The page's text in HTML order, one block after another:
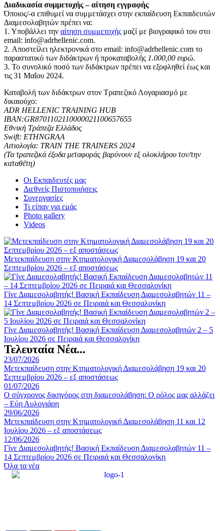
Διαδικασία συμμετοχής – αίτηση εγγραφής
Όποιος/-α επιθυμεί να συμμετάσχει στην εκπαίδευση Εκπαιδευτών
Διαμεσολαβητών πρέπει να:
1. Υποβάλλει την αίτηση συμμετοχής μαζί με βιογραφικό του στο
email: info@adrhellenic.com.
2. Αποστείλει ηλεκτρονικά στο email: info@adrhellenic.com το
παραστατικό των διδάκτρων ή προκαταβολής 1.000,00 ευρώ.
3. Το συνολικό ποσό των διδάκτρων πρέπει να εξοφληθεί έως και
τις 31 Μαΐου 2024.
Καταβολή των διδάκτρων στον Τραπεζικό Λογαριασμό με
δικαιούχο:
ADR HELLENIC TRAINING HUB
ΙΒΑΝ:GR8701102110000021100657655
Εθνική Τράπεζα Ελλάδος
Swift: ETHNGRAA
Αιτιολογία: TRAIN THE TRAINERS 2024
(Τα τραπεζικά έξοδα μεταφοράς βαρύνουν εξ ολοκλήρου τον/την
καταθέτη)
Οι Εκπαιδευτές μας
Διεθνείς Πιστοποιήσεις
Συνεργασίες
Τι είπαν για εμάς
Photo gallery
Videos
Μετεκπαίδευση στην Κτηματολογική Διαμεσολάβηση 19 και 20
Σεπτεμβρίου 2026 – εξ αποστάσεως
Γίνε Διαμεσολαβητής! Βασική Εκπαίδευση Διαμεσολαβητών 11 –
14 Σεπτεμβρίου 2026 σε Πειραιά και Θεσσαλονίκη
Γίνε Διαμεσολαβητής! Βασική Εκπαίδευση Διαμεσολαβητών 2 – 5
Ιουλίου 2026 σε Πειραιά και Θεσσαλονίκη
Τελευταία Νέα...
23/07/2026
Μετεκπαίδευση στην Κτηματολογική Διαμεσολάβηση 19 και 20
Σεπτεμβρίου 2026 – εξ αποστάσεως
01/07/2026
Ο σύγχρονος δικηγόρος στη διαμεσολάβηση: Ο ρόλος μας αλλάζει
– Εύη Αυλογιάρη
29/06/2026
Μετεκπαίδευση στην Κτηματολογική Διαμεσολάβηση 11 και 12
Ιουλίου 2026 – εξ αποστάσεως
12/06/2026
Γίνε Διαμεσολαβητής! Βασική Εκπαίδευση Διαμεσολαβητών 11 –
14 Σεπτεμβρίου 2026 σε Πειραιά και Θεσσαλονίκη
Όλα τα νέα